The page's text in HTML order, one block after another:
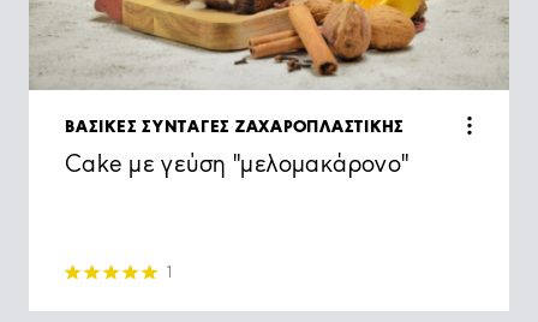
ΒΑΣΙΚΕΣ ΣΥΝΤΑΓΕΣ ΖΑΧΑΡΟΠΛΑΣΤΙΚΗΣ
Cake με γεύση "μελομακάρονο"
1